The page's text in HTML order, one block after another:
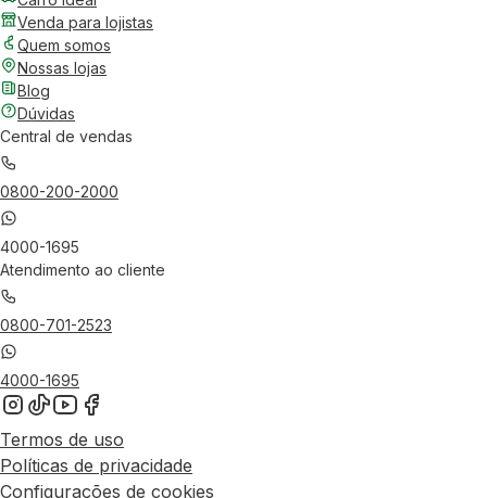
Venda para lojistas
Quem somos
Nossas lojas
Blog
Dúvidas
Central de vendas
0800-200-2000
4000-1695
Atendimento ao cliente
0800-701-2523
4000-1695
Termos de uso
Políticas de privacidade
Configurações de cookies